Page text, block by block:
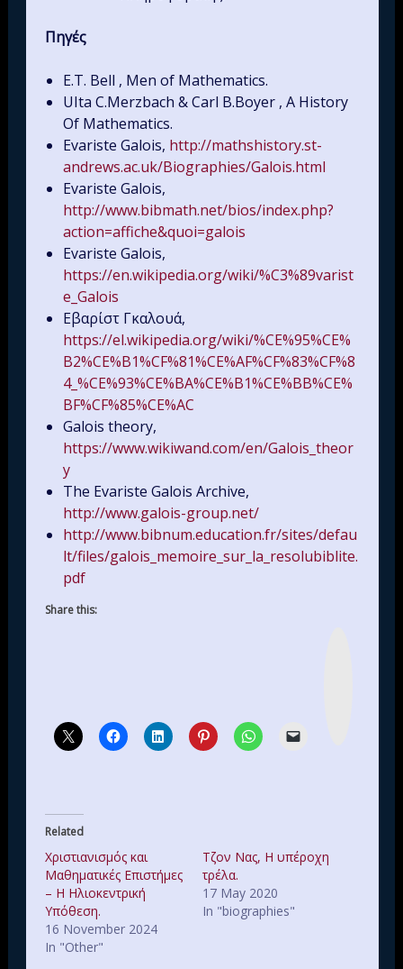
Πηγές
E.T. Bell , Men of Mathematics.
UIta C.Merzbach & Carl B.Boyer , A History
Of Mathematics.
Evariste Galois, http://mathshistory.st-
andrews.ac.uk/Biographies/Galois.html
Evariste Galois,
http://www.bibmath.net/bios/index.php?
action=affiche&quoi=galois
Evariste Galois,
https://en.wikipedia.org/wiki/%C3%89varist
e_Galois
Εβαρίστ Γκαλουά,
https://el.wikipedia.org/wiki/%CE%95%CE%
B2%CE%B1%CF%81%CE%AF%CF%83%CF%8
4_%CE%93%CE%BA%CE%B1%CE%BB%CE%
BF%CF%85%CE%AC
Galois theory,
https://www.wikiwand.com/en/Galois_theor
y
The Evariste Galois Archive,
http://www.galois-group.net/
http://www.bibnum.education.fr/sites/defau
lt/files/galois_memoire_sur_la_resolubiblite.
pdf
Share this:
Related
Χριστιανισμός και
Μαθηματικές Επιστήμες
– Η Ηλιοκεντρική
Υπόθεση.
16 November 2024
In "Other"
Τζον Νας, Η υπέροχη
τρέλα.
17 May 2020
In "biographies"